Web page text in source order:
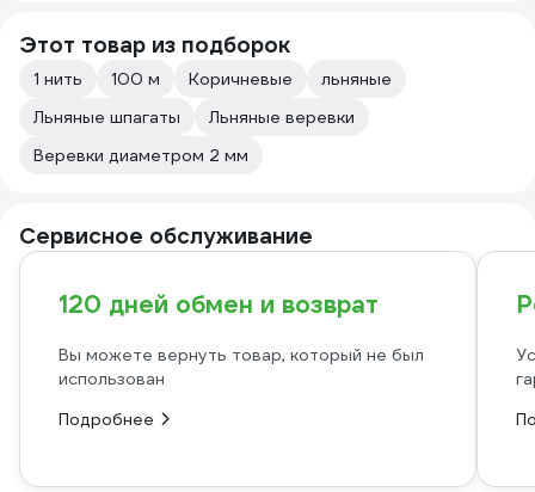
Этот товар из подборок
1 нить 100 м Коричневые
льняные
Льняные шпагаты
Льняные веревки
Веревки диаметром 2 мм
Сервисное обслуживание
120 дней обмен и возврат
Вы можете вернуть товар, который не был
использован
Подробнее